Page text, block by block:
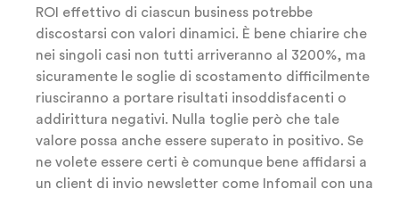
ROI effettivo di ciascun business potrebbe
discostarsi con valori dinamici. È bene chiarire che
nei singoli casi non tutti arriveranno al 3200%, ma
sicuramente le soglie di scostamento difficilmente
riusciranno a portare risultati insoddisfacenti o
addirittura negativi. Nulla toglie però che tale
valore possa anche essere superato in positivo. Se
ne volete essere certi è comunque bene affidarsi a
un client di invio newsletter come Infomail con una